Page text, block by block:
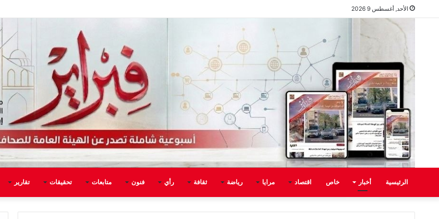
الأحد, أغسطس 9 2026
الرئيسية أخبار خاص اقتصاد مرايا رياضة ثقافة رأي فنون متابعات تحقيقات تقارير